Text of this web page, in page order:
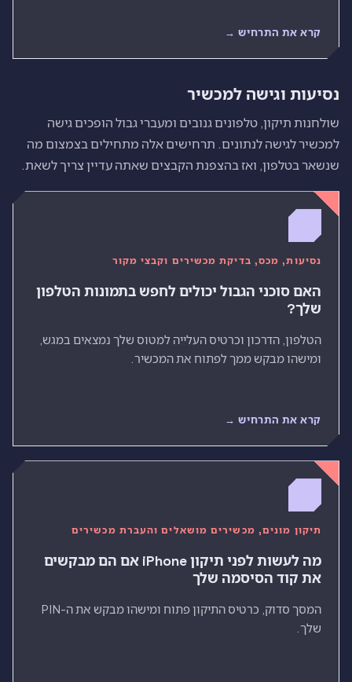
קרא את התרחיש →
נסיעות וגישה למכשיר
שולחנות תיקון, טלפונים גנובים ומעברי גבול הופכים גישה
למכשיר לגישה לנתונים. תרחישים אלה מתחילים בצמצום מה
שנשאר בטלפון, ואז בהצפנת הקבצים שאתה עדיין צריך לשאת.
נסיעות, מכס, בדיקת מכשירים וקבצי מקור
האם סוכני הגבול יכולים לחפש בתמונות הטלפון
שלך?
הטלפון, הדרכון וכרטיס העלייה למטוס שלך נמצאים במגש,
ומישהו מבקש ממך לפתוח את המכשיר.
קרא את התרחיש →
תיקון מונים, מכשירים מושאלים והעברת מכשירים
מה לעשות לפני תיקון iPhone אם הם מבקשים
את קוד הסיסמה שלך
המסך סדוק, כרטיס התיקון פתוח ומישהו מבקש את ה-PIN
שלך.